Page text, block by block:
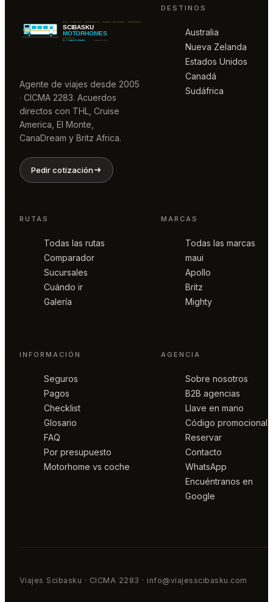
Agente de viajes desde 2005
· CICMA 2283. Acuerdos
directos con THL, Cruise
America, El Monte,
CanaDream y Britz Africa.
Pedir cotización
DESTINOS
Australia
Nueva Zelanda
Estados Unidos
Canadá
Sudáfrica
RUTAS
Todas las rutas
Comparador
Sucursales
Cuándo ir
Galería
MARCAS
Todas las marcas
maui
Apollo
Britz
Mighty
INFORMACIÓN
Seguros
Pagos
Checklist
Glosario
FAQ
Por presupuesto
Motorhome vs coche
AGENCIA
Sobre nosotros
B2B agencias
Llave en mano
Código promocional
Reservar
Contacto
WhatsApp
Encuéntranos en
Google
Viajes Scibasku · CICMA 2283 · info@viajesscibasku.com